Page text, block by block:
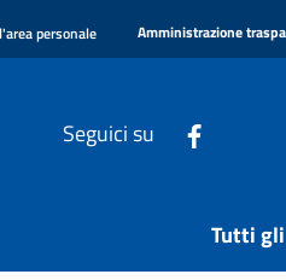
personale Amministrazione
Seguici su
Tutti